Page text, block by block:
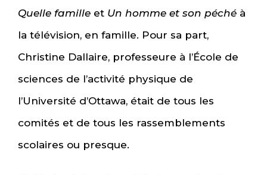
Quelle famille et Un homme et son péché à
la télévision, en famille. Pour sa part,
Christine Dallaire, professeure à l’École de
sciences de l’activité physique de
l’Université d’Ottawa, était de tous les
comités et de tous les rassemblements
scolaires ou presque.